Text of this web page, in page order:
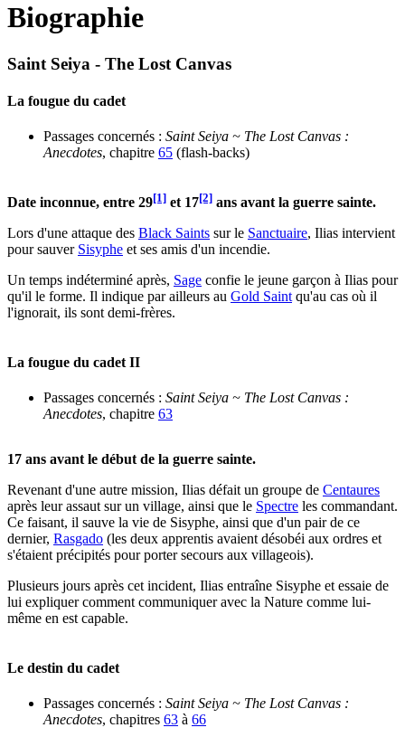
Biographie
Saint Seiya - The Lost Canvas
La fougue du cadet
Passages concernés : Saint Seiya ~ The Lost Canvas :
Anecdotes, chapitre 65 (flash-backs)
Date inconnue, entre 29[1] et 17[2] ans avant la guerre sainte.
Lors d'une attaque des Black Saints sur le Sanctuaire, Ilias intervient
pour sauver Sisyphe et ses amis d'un incendie.
Un temps indéterminé après, Sage confie le jeune garçon à Ilias pour
qu'il le forme. Il indique par ailleurs au Gold Saint qu'au cas où il
l'ignorait, ils sont demi-frères.
La fougue du cadet II
Passages concernés : Saint Seiya ~ The Lost Canvas :
Anecdotes, chapitre 63
17 ans avant le début de la guerre sainte.
Revenant d'une autre mission, Ilias défait un groupe de Centaures
après leur assaut sur un village, ainsi que le Spectre les commandant.
Ce faisant, il sauve la vie de Sisyphe, ainsi que d'un pair de ce
dernier, Rasgado (les deux apprentis avaient désobéi aux ordres et
s'étaient précipités pour porter secours aux villageois).
Plusieurs jours après cet incident, Ilias entraîne Sisyphe et essaie de
lui expliquer comment communiquer avec la Nature comme lui-
même en est capable.
Le destin du cadet
Passages concernés : Saint Seiya ~ The Lost Canvas :
Anecdotes, chapitres 63 à 66